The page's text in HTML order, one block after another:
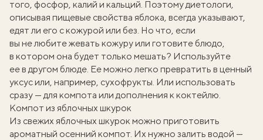
того, фосфор, калий и кальций. Поэтому диетологи,
описывая пищевые свойства яблока, всегда указывают,
едят ли его с кожурой или без. Но что, если
вы не любите жевать кожуру или готовите блюдо,
в котором она будет только мешать? Используйте
ее в другом блюде. Ее можно легко превратить в ценный
уксус или, например, сухофрукты. Или использовать
сразу — для компота или дополнения к коктейлю.
Компот из яблочных шкурок
Из свежих яблочных шкурок можно приготовить
ароматный осенний компот. Их нужно залить водой —